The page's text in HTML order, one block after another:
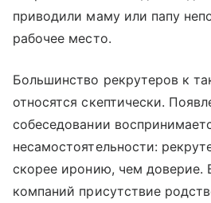
приводили маму или папу
рабочее место.
Большинство рекрутеров к
относятся скептически.
собеседовании
несамостоятельности:
скорее иронию, чем доверие.
компаний присутствие